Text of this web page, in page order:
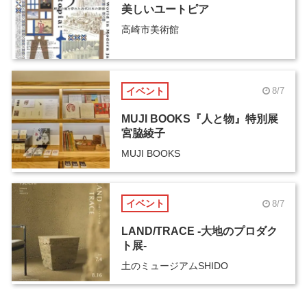
美しいユートピア
高崎市美術館
イベント 8/7
MUJI BOOKS『人と物』特別展
宮脇綾子
MUJI BOOKS
イベント 8/7
LAND/TRACE -大地のプロダク
ト展-
土のミュージアムSHIDO